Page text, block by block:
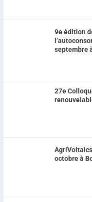
9e édition
septembre
27e
octobre à